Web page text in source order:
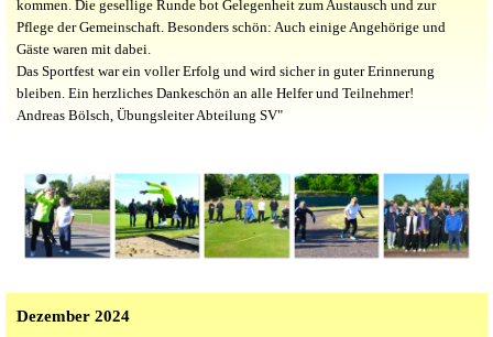
kommen. Die gesellige Runde bot Gelegenheit zum Austausch und zur
Pflege der Gemeinschaft. Besonders schön: Auch einige Angehörige und
Gäste waren mit dabei.
Das Sportfest war ein voller Erfolg und wird sicher in guter Erinnerung
bleiben. Ein herzliches Dankeschön an alle Helfer und Teilnehmer!
Andreas Bölsch, Übungsleiter Abteilung SV"
Dezember 2024